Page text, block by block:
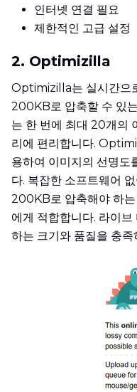
인터넷 연결 필요
제한적인 고급 설정
2. Optimizilla
Optimizilla는 실시간으
200KB로 압축할 수 있
는 한 번에 최대 20개의
리에 편리합니다.
용하여 이미지의 선명도
다. 복잡한 소프트웨어
200KB로 압축해야 하는
에게 적합합니다. 라이
하는 크기와 품질을 충